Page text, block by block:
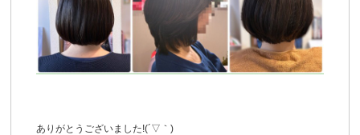
ありがとうございました!(´▽｀)